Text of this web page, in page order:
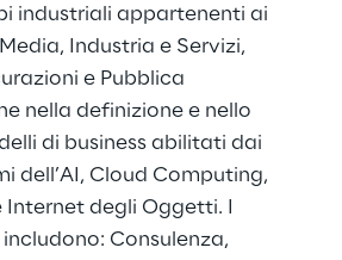
industriali appartenenti ai
Industria e Servizi,
e Pubblica
nella definizione e nello
di business abilitati dai
dell’AI, Cloud Computing,
degli Oggetti. I
Consulenza,